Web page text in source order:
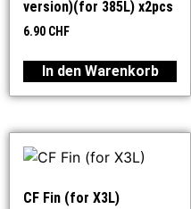
version)(for 385L) x2pcs
6.90 CHF
In den Warenkorb
CF Fin (for X3L)